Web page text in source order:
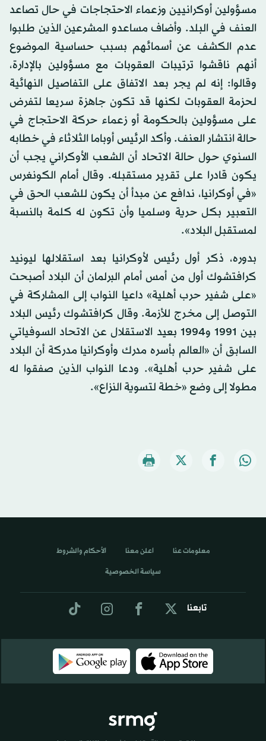
مسؤولين أوكرانيين وزعماء الاحتجاجات في حال تصاعد
العنف في البلد. وأضاف مساعدو المشرعين الذين طلبوا
عدم الكشف عن أسمائهم بسبب حساسية الموضوع
أنهم ناقشوا ترتيبات العقوبات مع مسؤولين بالإدارة،
وقالوا: إنه لم يجر بعد الاتفاق على التفاصيل النهائية
لحزمة العقوبات لكنها قد تكون جاهزة سريعا لتفرض
على مسؤولين بالحكومة أو زعماء حركة الاحتجاج في
حالة انتشار العنف. وأكد الرئيس أوباما الثلاثاء في خطابه
السنوي حول حالة الاتحاد أن الشعب الأوكراني يجب أن
يكون قادرا على تقرير مستقبله. وقال أمام الكونغرس
«في أوكرانيا، ندافع عن مبدأ أن يكون للشعب الحق في
التعبير بكل حرية وسلميا وأن تكون له كلمة بالنسبة
لمستقبل البلاد».
بدوره، ذكر أول رئيس لأوكرانيا بعد استقلالها ليونيد
كرافتشوك أول من أمس أمام البرلمان أن البلاد أصبحت
«على شفير حرب أهلية» داعيا النواب إلى المشاركة في
التوصل إلى مخرج للأزمة. وقال كرافتشوك رئيس البلاد
بين 1991 و1994 بعيد الاستقلال عن الاتحاد السوفياتي
السابق أن «العالم بأسره مدرك وأوكرانيا مدركة أن البلاد
على شفير حرب أهلية». ودعا النواب الذين صفقوا له
مطولا إلى وضع «خطة لتسوية النزاع».
تابعنا
معلومات عنا اعلن معنا الأحكام والشروط
سياسة الخصوصية